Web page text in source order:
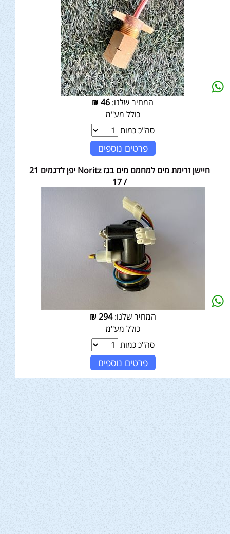
המחיר שלנו: 46
₪
כולל מע"מ
סה"כ כמות
פרטים נוספים
חיישן זרימת מים למחמם מים בגז Noritz יפן לדגמים 21
/ 17
המחיר שלנו:294
₪
כולל מע"מ
סה"כ כמות
פרטים נוספים